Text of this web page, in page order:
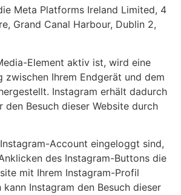
Meta Platforms Ireland Limited, 4
Grand Canal Harbour, Dublin 2,
Element aktiv ist, wird eine
zwischen Ihrem Endgerät und dem
Instagram erhält dadurch
den Besuch dieser Website durch
Account eingeloggt sind,
des Instagram-Buttons die
mit Ihrem Instagram-Profil
Instagram den Besuch dieser